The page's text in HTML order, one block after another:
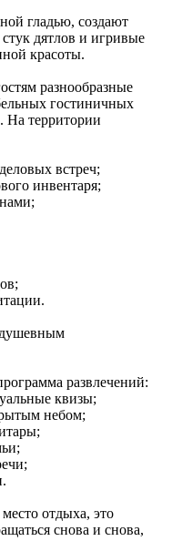
гладью, создают
дятлов и игривые
красоты.
разнообразные
гостиничных
На территории
встреч;
инвентаря;
душевным
развлечений:
квизы;
небом;
отдыха, это
снова и снова,